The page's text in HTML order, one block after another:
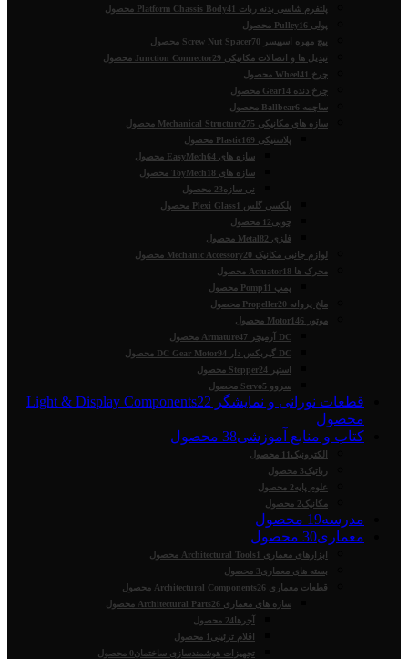
پلتفرم شاسی بدنه ربات Platform Chassis Body 41 محصول
پولی Pulley 16 محصول
پیچ مهره اسپیسر Screw Nut Spacer 70 محصول
تبدیل ها و اتصالات مکانیکی Junction Connector 29 محصول
چرخ Wheel 41 محصول
چرخ دنده Gear 14 محصول
ساچمه Ballbear 6 محصول
سازه های مکانیکی Mechanical Structure 275 محصول
پلاستیکی Plastic 169 محصول
سازه های EasyMech 64 محصول
سازه های ToyMech 18 محصول
نی سازه23 محصول
پلکسی گلس Plexi Glass 1 محصول
چوبی12 محصول
فلزی Metal 82 محصول
لوازم جانبی مکانیک Mechanic Accessory 20 محصول
محرک ها Actuator 18 محصول
پمپ Pomp 11 محصول
ملخ پروانه Propeller 20 محصول
موتور Motor 146 محصول
DC آرمیچر Armature
47 محصول
DC گیربکس دار DC Gear Motor
94 محصول
استپر Stepper 24 محصول
سروو Servo 5 محصول
قطعات نورانی و نمایشگر Light & Display Components 22
محصول
کتاب و منابع آموزشی38 محصول
الکترونیک 11 محصول
رباتیک3 محصول
علوم پایه2 محصول
مکانیک2 محصول
مدرسه19 محصول
معماری30 محصول
ابزارهای معماری Architectural Tools 1 محصول
بسته های معماری3 محصول
قطعات معماری Architectural Components 26 محصول
سازه های معماری Architectural Parts 26 محصول
آجرها 24 محصول
اقلام تزئینی 1 محصول
تجهیزات هوشمندسازی ساختمان0 محصول